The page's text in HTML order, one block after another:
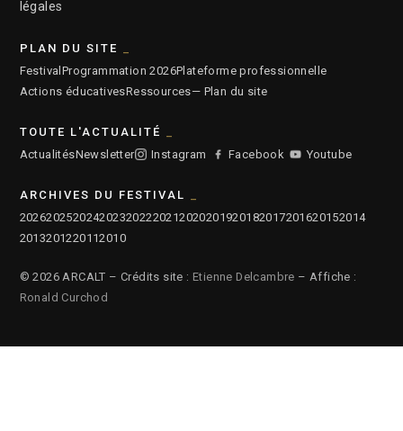
légales
PLAN DU SITE
FestivalProgrammation 2026Plateforme professionnelle
Actions éducativesRessources— Plan du site
TOUTE L'ACTUALITÉ
ActualitésNewsletter Instagram Facebook Youtube
ARCHIVES DU FESTIVAL
2026202520242023202220212020201920182017201620152014
2013201220112010
© 2026 ARCALT – Crédits site : Etienne Delcambre – Affiche :
Ronald Curchod